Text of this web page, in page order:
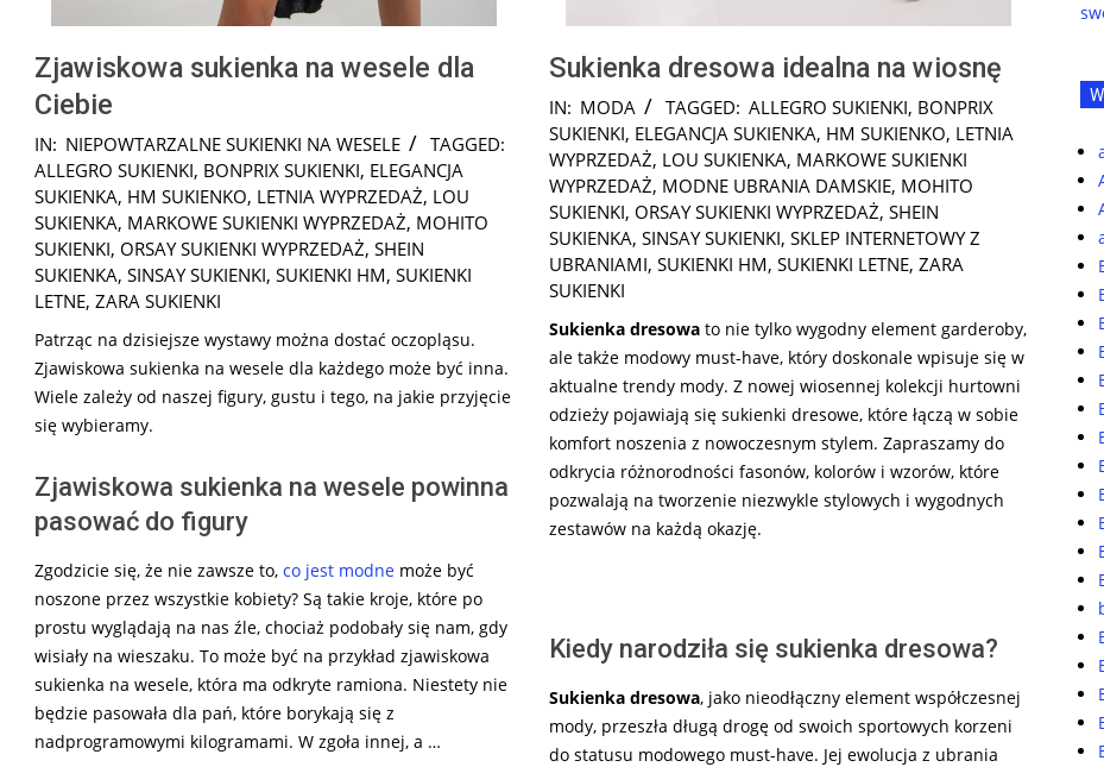
Zjawiskowa sukienka na wesele dla
Ciebie
2026-
02-
07
IN: NIEPOWTARZALNE SUKIENKI NA WESELE
TAGGED:
ALLEGRO SUKIENKI, BONPRIX SUKIENKI, ELEGANCJA
SUKIENKA, HM SUKIENKO, LETNIA WYPRZEDAŻ, LOU
SUKIENKA, MARKOWE SUKIENKI WYPRZEDAŻ, MOHITO
SUKIENKI, ORSAY SUKIENKI WYPRZEDAŻ, SHEIN
SUKIENKA, SINSAY SUKIENKI, SUKIENKI HM, SUKIENKI
LETNE, ZARA SUKIENKI
Patrząc na dzisiejsze wystawy można dostać oczopląsu.
Zjawiskowa sukienka na wesele dla każdego może być inna.
Wiele zależy od naszej figury, gustu i tego, na jakie przyjęcie
się wybieramy.
Zjawiskowa sukienka na wesele powinna
pasować do figury
Zgodzicie się, że nie zawsze to, co jest modne może być
noszone przez wszystkie kobiety? Są takie kroje, które po
prostu wyglądają na nas źle, chociaż podobały się nam, gdy
wisiały na wieszaku. To może być na przykład zjawiskowa
sukienka na wesele, która ma odkryte ramiona. Niestety nie
będzie pasowała dla pań, które borykają się z
nadprogramowymi kilogramami. W zgoła innej, a …
Sukienka dresowa idealna na wiosnę
2024-
10-
22
IN: MODA TAGGED: ALLEGRO SUKIENKI, BONPRIX
SUKIENKI, ELEGANCJA SUKIENKA, HM SUKIENKO, LETNIA
WYPRZEDAŻ, LOU SUKIENKA, MARKOWE SUKIENKI
WYPRZEDAŻ, MODNE UBRANIA DAMSKIE, MOHITO
SUKIENKI, ORSAY SUKIENKI WYPRZEDAŻ, SHEIN
SUKIENKA, SINSAY SUKIENKI, SKLEP INTERNETOWY Z
UBRANIAMI, SUKIENKI HM, SUKIENKI LETNE, ZARA
SUKIENKI
Sukienka dresowa to nie tylko wygodny element garderoby,
ale także modowy must-have, który doskonale wpisuje się w
aktualne trendy mody. Z nowej wiosennej kolekcji hurtowni
odzieży pojawiają się sukienki dresowe, które łączą w sobie
komfort noszenia z nowoczesnym stylem. Zapraszamy do
odkrycia różnorodności fasonów, kolorów i wzorów, które
pozwalają na tworzenie niezwykle stylowych i wygodnych
zestawów na każdą okazję.
Kiedy narodziła się sukienka dresowa?
Sukienka dresowa, jako nieodłączny element współczesnej
mody, przeszła długą drogę od swoich sportowych korzeni
do statusu modowego must-have. Jej ewolucja z ubrania